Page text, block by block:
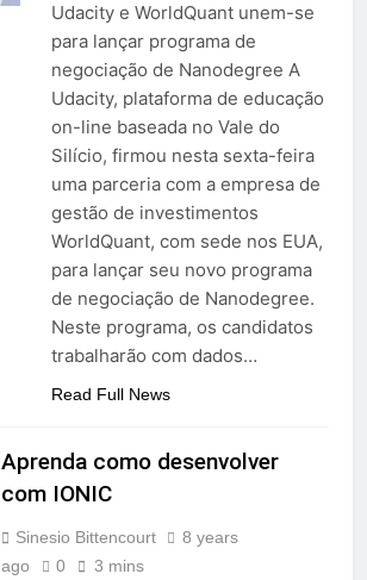
Udacity e WorldQuant unem-se
para lançar programa de
negociação de Nanodegree A
Udacity, plataforma de educação
on-line baseada no Vale do
Silício, firmou nesta sexta-feira
uma parceria com a empresa de
gestão de investimentos
WorldQuant, com sede nos EUA,
para lançar seu novo programa
de negociação de Nanodegree.
Neste programa, os candidatos
trabalharão com dados…
Read Full News
Aprenda como desenvolver
com IONIC
Sinesio Bittencourt
8 years
ago
0 3 mins